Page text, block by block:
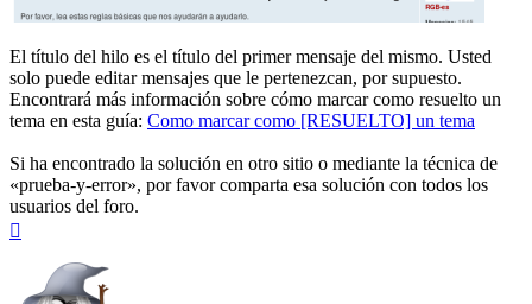
El título del hilo es el título del primer mensaje del mismo. Usted
solo puede editar mensajes que le pertenezcan, por supuesto.
Encontrará más información sobre cómo marcar como resuelto un
tema en esta guía: Como marcar como [RESUELTO] un tema
Si ha encontrado la solución en otro sitio o mediante la técnica de
«prueba-y-error», por favor comparta esa solución con todos los
usuarios del foro.